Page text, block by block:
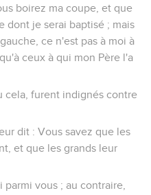
boirez ma coupe, et que
dont je serai baptisé ; mais
ce n'est pas à moi à
ceux à qui mon Père l'a
cela, furent indignés contre
dit : Vous savez que les
et que les grands leur
vous ; au contraire,